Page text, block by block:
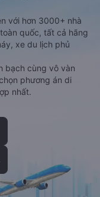
với hơn 3000+ nhà
quốc, tất cả hãng
xe du lịch phủ
bạch cùng vô vàn
phương án di
nhất.